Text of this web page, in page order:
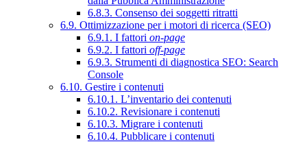
6.8.3. Consenso dei soggetti ritratti
6.9. Ottimizzazione per i motori di ricerca (SEO)
6.9.1. I fattori on-page
6.9.2. I fattori off-page
6.9.3. Strumenti di diagnostica SEO: Search
Console
6.10. Gestire i contenuti
6.10.1. L’inventario dei contenuti
6.10.2. Revisionare i contenuti
6.10.3. Migrare i contenuti
6.10.4. Pubblicare i contenuti